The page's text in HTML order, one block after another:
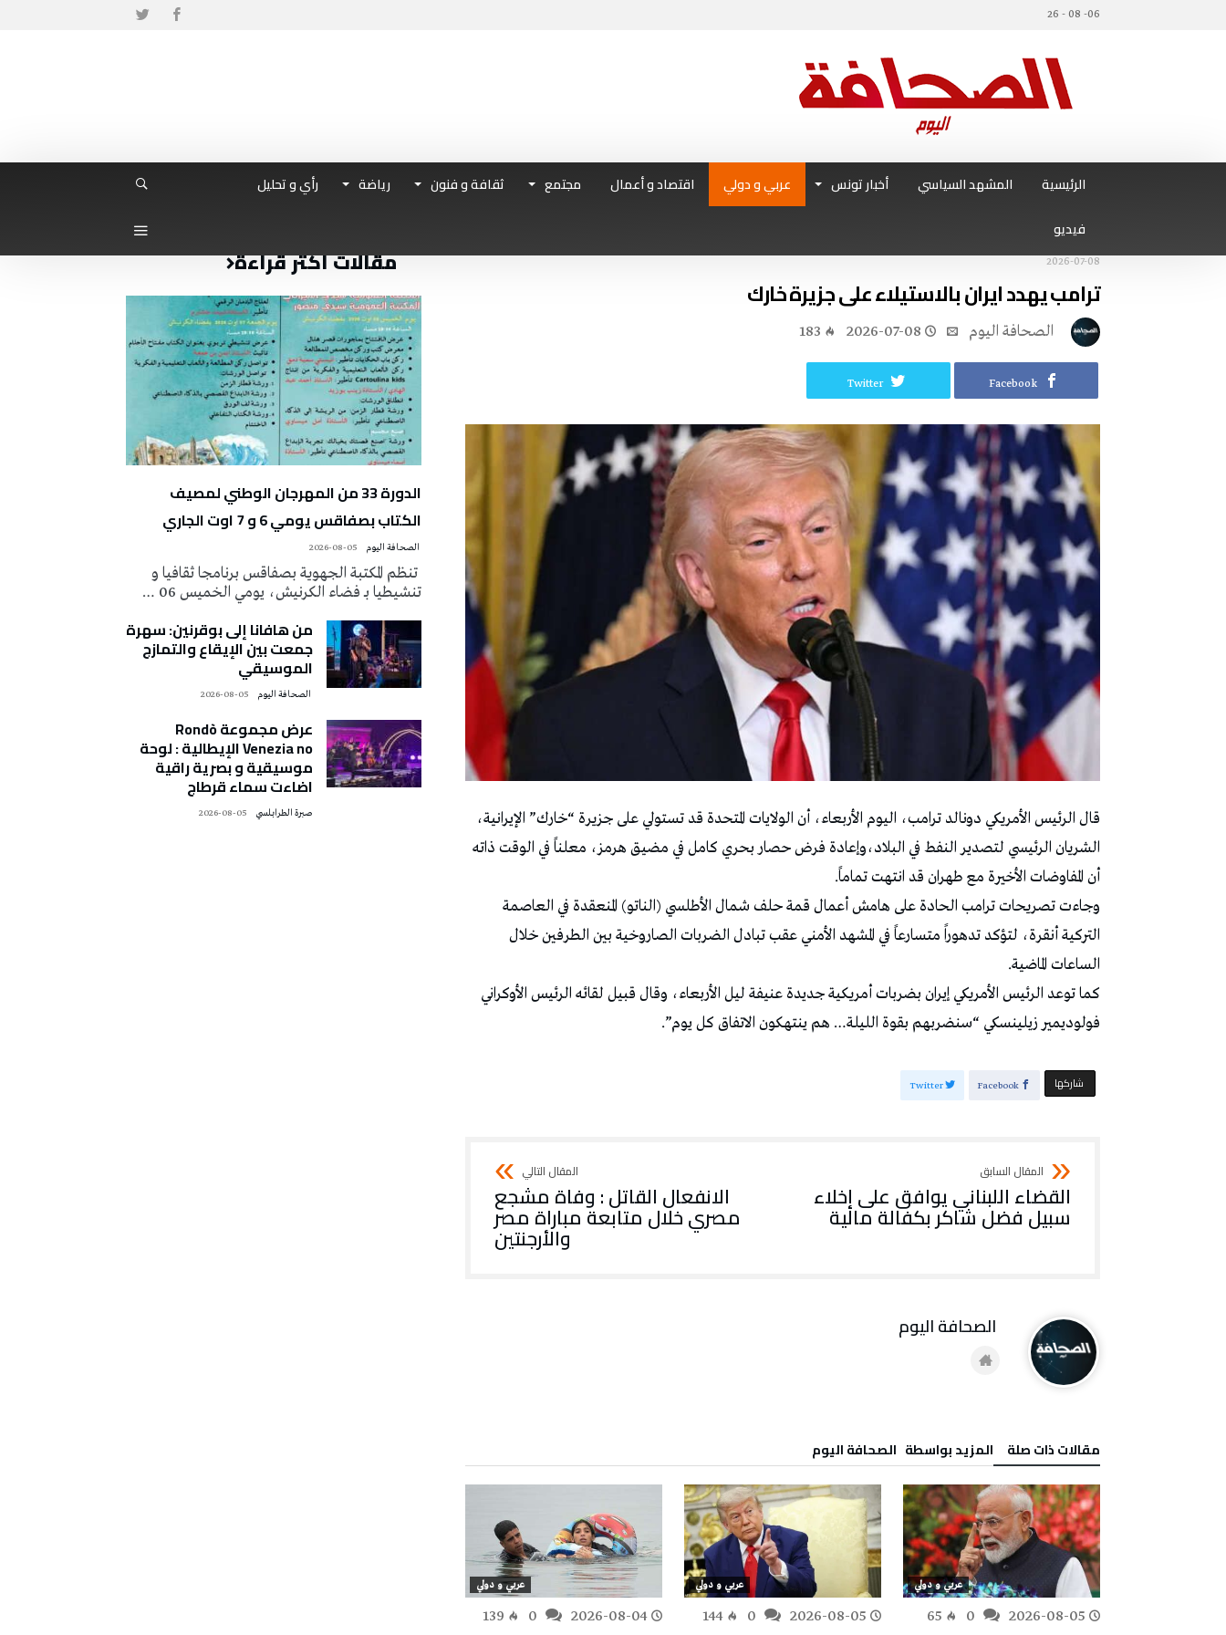
06- 08 - 26
الرئيسية المشهد السياسي أخبار تونس عربي و دولي اقتصاد و أعمال مجتمع ثقافة و فنون رياضة
رأي و تحليل
فيديو
2026-07-08
ترامب يهدد ايران بالاستيلاء على جزيرة خارك
2026-07-08
183
Facebook
Twitter
قال الرئيس الأمريكي دونالد ترامب، اليوم الأربعاء، أن الولايات المتحدة قد تستولي على جزيرة “خارك” الإيرانية،
الشريان الرئيسي لتصدير النفط في البلاد،وإعادة فرض حصار بحري كامل في مضيق هرمز، معلناً في الوقت ذاته
أن المفاوضات الأخيرة مع طهران قد انتهت تماماً.
وجاءت تصريحات ترامب الحادة على هامش أعمال قمة حلف شمال الأطلسي (الناتو) المنعقدة في العاصمة
التركية أنقرة، لتؤكد تدهوراً متسارعاً في المشهد الأمني عقب تبادل الضربات الصاروخية بين الطرفين خلال
الساعات الماضية.
كما توعد الرئيس الأمريكي إيران بضربات أمريكية جديدة عنيفة ليل الأربعاء، وقال قبيل لقائه الرئيس الأوكراني
فولوديمير زيلينسكي “سنضربهم بقوة الليلة… هم ينتهكون الاتفاق كل يوم”.
‫‫ شاركها‬ Facebook
Twitter
القضاء اللبناني يوافق على إخلاء
سبيل فضل شاكر بكفالة مالية
الانفعال القاتل : وفاة مشجع
مصري خلال متابعة مباراة مصر
والأرجنتين
‫مقالات ذات صلة‬ ‫‫المزيد بواسطة‬ ‬ ‭ ‬الصحافة‭ ‬اليوم
عربي و دولي
2026-08-05
65
عربي و دولي
2026-08-05
144
عربي و دولي
2026-08-04
139
مقالات أكثر قراءة
الدورة 33 من المهرجان الوطني لمصيف
الكتاب بصفاقس يومي 6 و 7 اوت الجاري
2026-08-05
تنظم المكتبة الجهوية بصفاقس برنامجا ثقافيا و
تنشيطيا بـ فضاء الكرنيش، يومي الخميس 06 …
من هافانا إلى بوقرنين: سهرة
جمعت بين الإيقاع والتمازج
الموسيقي
2026-08-05
عرض مجموعة Rondò
Venezia no الإيطالية : لوحة
موسيقية و بصرية راقية
اضاءت سماء قرطاج
صبرة الطرابلسي 2026-08-05